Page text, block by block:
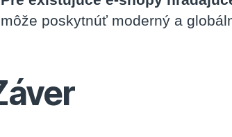
môže poskytnúť moderný a